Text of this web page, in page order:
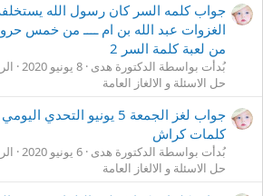
جواب كلمه السر كان رسول الله
من لعبة كلمة السر 2
بُدأت بواسطة الدكتورة هدى 8 يونيو 2020
حل الاسئلة و الالغاز العامة
كلمات كراش
بُدأت بواسطة الدكتورة هدى 6 يونيو 2020
حل الاسئلة و الالغاز العامة